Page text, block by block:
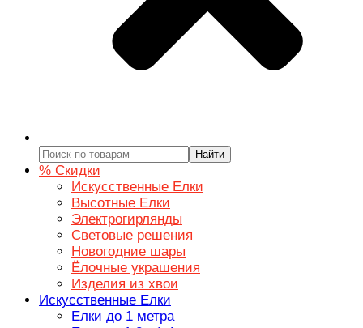
Найти
% Скидки
Искусственные Елки
Высотные Елки
Электрогирлянды
Световые решения
Новогодние шары
Ёлочные украшения
Изделия из хвои
Искусственные Елки
Елки до 1 метра